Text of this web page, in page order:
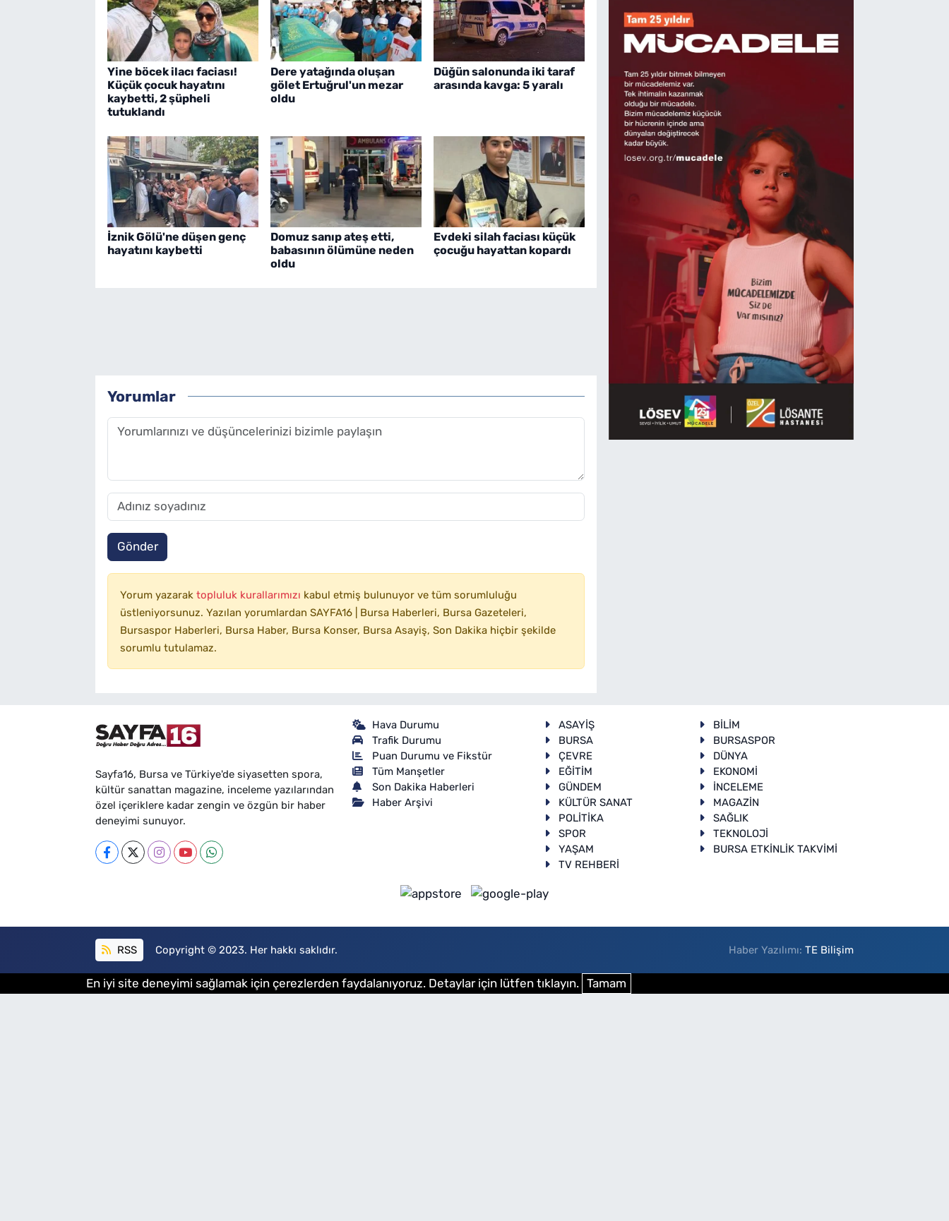
Yine böcek ilacı faciası!
Küçük çocuk hayatını
kaybetti, 2 şüpheli
tutuklandı
Dere yatağında oluşan
gölet Ertuğrul'un mezar
oldu
Düğün salonunda iki taraf
arasında kavga: 5 yaralı
İznik Gölü'ne düşen genç
hayatını kaybetti
Domuz sanıp ateş etti,
babasının ölümüne neden
oldu
Evdeki silah faciası küçük
çocuğu hayattan kopardı
Yorumlar
Gönder
Yorum yazarak topluluk kurallarımızı kabul etmiş bulunuyor ve tüm sorumluluğu
üstleniyorsunuz. Yazılan yorumlardan SAYFA16 | Bursa Haberleri, Bursa Gazeteleri,
Bursaspor Haberleri, Bursa Haber, Bursa Konser, Bursa Asayiş, Son Dakika hiçbir şekilde
sorumlu tutulamaz.
Sayfa16, Bursa ve Türkiye'de siyasetten spora,
kültür sanattan magazine, inceleme yazılarından
özel içeriklere kadar zengin ve özgün bir haber
deneyimi sunuyor.
Hava Durumu
Trafik Durumu
Puan Durumu ve Fikstür
Tüm Manşetler
Son Dakika Haberleri
Haber Arşivi
ASAYİŞ
BİLİM
BURSA
BURSASPOR
ÇEVRE
DÜNYA
EĞİTİM
EKONOMİ
GÜNDEM
İNCELEME
KÜLTÜR SANAT
MAGAZİN
POLİTİKA
SAĞLIK
SPOR
TEKNOLOJİ
YAŞAM
BURSA ETKİNLİK TAKVİMİ
TV REHBERİ
RSS Copyright © 2023. Her hakkı saklıdır. Haber Yazılımı:TE Bilişim
En iyi site deneyimi sağlamak için çerezlerden faydalanıyoruz. Detaylar için lütfen tıklayın. Tamam